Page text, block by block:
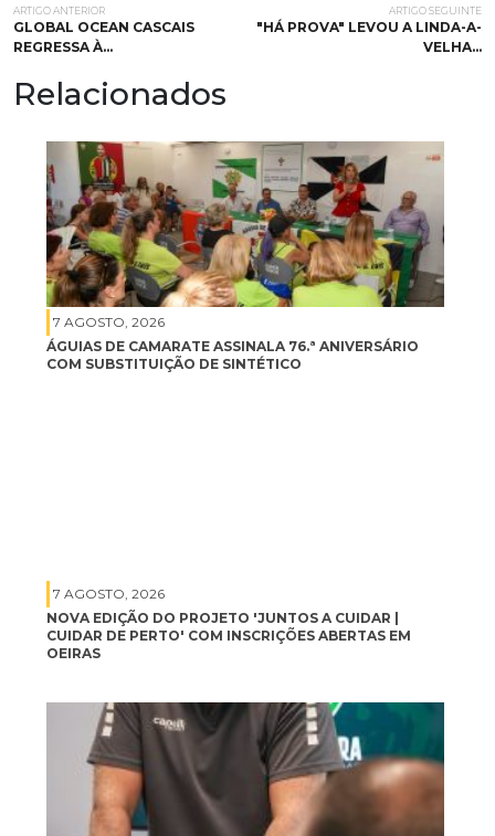
ARTIGO ANTERIOR
GLOBAL OCEAN CASCAIS
REGRESSA À…
ARTIGO SEGUINTE
"HÁ PROVA" LEVOU A LINDA-A-
VELHA…
Relacionados
7 AGOSTO, 2026
ÁGUIAS DE CAMARATE ASSINALA 76.ª ANIVERSÁRIO
COM SUBSTITUIÇÃO DE SINTÉTICO
7 AGOSTO, 2026
NOVA EDIÇÃO DO PROJETO 'JUNTOS A CUIDAR |
CUIDAR DE PERTO' COM INSCRIÇÕES ABERTAS EM
OEIRAS